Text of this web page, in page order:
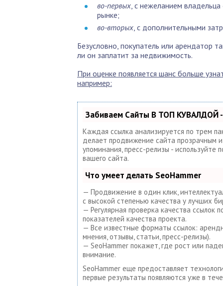
во-первых, с нежеланием
рынке;
во-вторых, с дополнительными
Безусловно, покупатель или арендатор
ли он заплатит за недвижимость.
При оценке появляется шанс больше
например:
Забиваем Сайты В ТОП КУВАЛДОЙ -
Каждая ссылка анализируется по трем
делает продвижение сайта прозрачным
упоминания, пресс-релизы -
вашего сайта.
Что умеет делать SeoHammer
— Продвижение в один клик,
с высокой степенью качества у лучших
— Регулярная проверка качества
показателей качества проекта.
— Все известные форматы ссылок:
мнения, отзывы, статьи, пресс-релизы).
— SeoHammer покажет, где рост или
внимание.
SeoHammer еще предоставляет
первые результаты появляются уже в